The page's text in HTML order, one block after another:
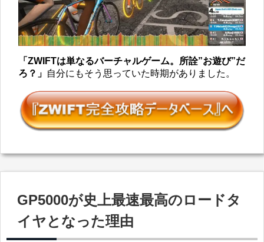
「ZWIFTは単なるバーチャルゲーム。所詮”お遊び”だ
ろ？」 自分にもそう思っていた時期がありました。
GP5000が史上最速最高のロードタ
イヤとなった理由